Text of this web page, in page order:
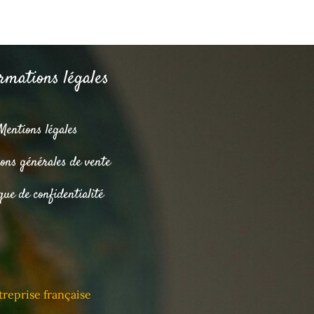
légales
légales
générales de vente
de confidentialité
française